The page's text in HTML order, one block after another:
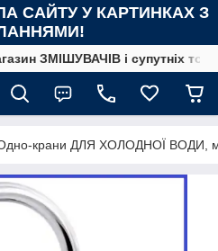
САЙТУ У КАРТИНКАХ З
ЗМІШУВАЧІВ і супутніх
крани ДЛЯ ХОЛОДНОЇ ВОДИ,